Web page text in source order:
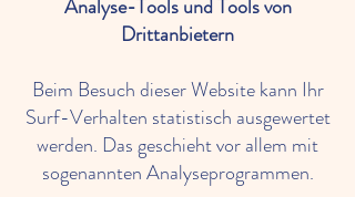
Analyse-Tools und Tools von
Drittanbietern
Beim Besuch dieser Website kann Ihr
Surf-Verhalten statistisch ausgewertet
werden. Das geschieht vor allem mit
sogenannten Analyseprogrammen.